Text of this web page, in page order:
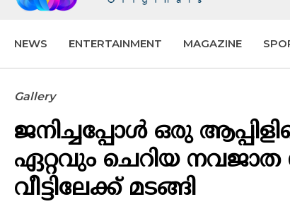
NEWS ENTERTAINMENT MAGAZINE
Gallery
ജനിച്ചപ്പോൾ ഒരു
ഏറ്റവും ചെറിയ
വീട്ടിലേക്ക് മടങ്ങി